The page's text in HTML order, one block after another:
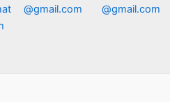
@gmail.com
@gmail.com